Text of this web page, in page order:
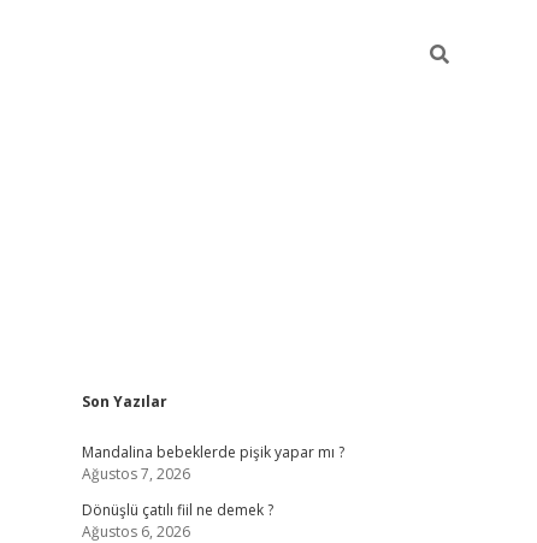
Sidebar
Son Yazılar
Mandalina bebeklerde pişik yapar mı ?
Ağustos 7, 2026
Dönüşlü çatılı fiil ne demek ?
Ağustos 6, 2026